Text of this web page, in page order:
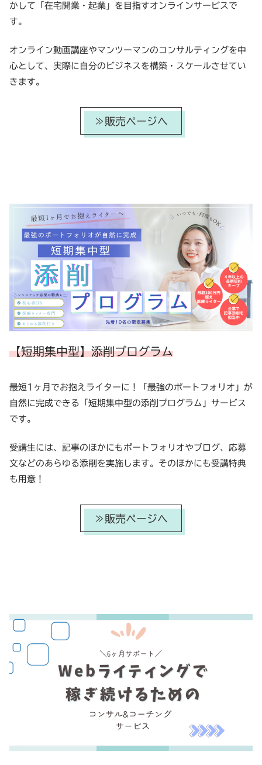
かして「在宅開業・起業」を目指すオンラインサービスで
す。
オンライン動画講座やマンツーマンのコンサルティングを中
心として、実際に自分のビジネスを構築・スケールさせてい
きます。
≫販売ページへ
【短期集中型】添削プログラム
最短1ヶ月でお抱えライターに！「最強のポートフォリオ」が
自然に完成できる「短期集中型の添削プログラム」サービス
です。
受講生には、記事のほかにもポートフォリオやブログ、応募
文などのあらゆる添削を実施します。そのほかにも受講特典
も用意！
≫販売ページへ